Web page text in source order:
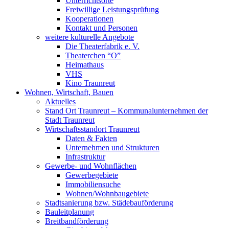
Freiwillige Leistungsprüfung
Kooperationen
Kontakt und Personen
weitere kulturelle Angebote
Die Theaterfabrik e. V.
Theaterchen “O”
Heimathaus
VHS
Kino Traunreut
Wohnen, Wirtschaft, Bauen
Aktuelles
Stand Ort Traunreut – Kommunalunternehmen der
Stadt Traunreut
Wirtschaftsstandort Traunreut
Daten & Fakten
Unternehmen und Strukturen
Infrastruktur
Gewerbe- und Wohnflächen
Gewerbegebiete
Immobiliensuche
Wohnen/Wohnbaugebiete
Stadtsanierung bzw. Städebauförderung
Bauleitplanung
Breitbandförderung